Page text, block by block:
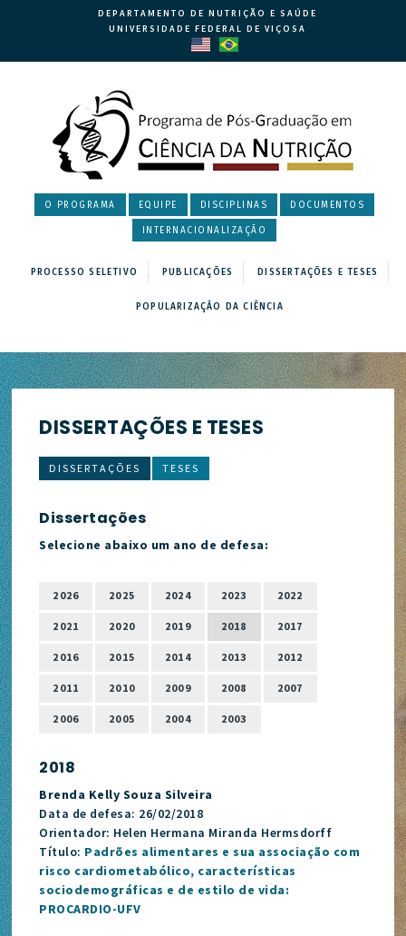
DEPARTAMENTO DE NUTRIÇÃO E SAÚDE
UNIVERSIDADE FEDERAL DE VIÇOSA
O PROGRAMA EQUIPE DISCIPLINAS DOCUMENTOS
INTERNACIONALIZAÇÃO
PROCESSO SELETIVO PUBLICAÇÕES DISSERTAÇÕES E TESES
POPULARIZAÇÃO DA CIÊNCIA
DISSERTAÇÕES E TESES
DISSERTAÇÕES TESES
Dissertações
Selecione abaixo um ano de defesa:
2026 2025 2024 2023 2022
2021 2020 2019 2018 2017
2016 2015 2014 2013 2012
2011 2010 2009 2008 2007
2006 2005 2004 2003
2018
Brenda Kelly Souza Silveira
Data de defesa: 26/02/2018
Orientador: Helen Hermana Miranda Hermsdorff
Título: Padrões alimentares e sua associação com
risco cardiometabólico, características
sociodemográficas e de estilo de vida:
PROCARDIO-UFV